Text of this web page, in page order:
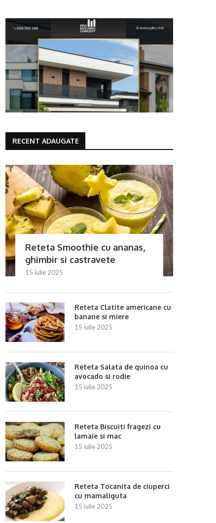
Reteta Supă de pui cu tăieței de
casă
Reteta Supa crema de
portocala si...
4 iulie 2025
RECENT ADAUGATE
Reteta Smoothie cu ananas,
ghimbir si castravete
15 iulie 2025
Reteta Clatite americane cu
banane si miere
15 iulie 2025
Reteta Salata de quinoa cu
avocado si rodie
15 iulie 2025
Reteta Biscuiti fragezi cu
lamaie si mac
15 iulie 2025
Reteta Tocanita de ciuperci
cu mamaliguta
15 iulie 2025